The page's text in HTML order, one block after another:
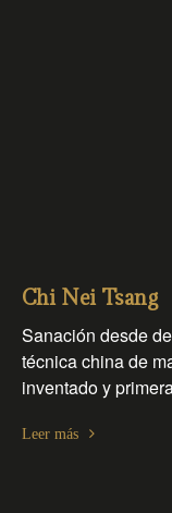
Chi Nei Tsang
Sanación desde
técnica china de
inventado y
Leer más